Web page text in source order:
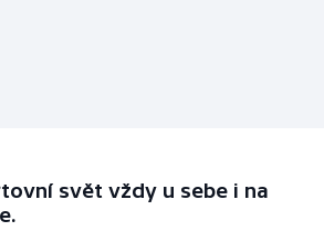
svět vždy u sebe i na